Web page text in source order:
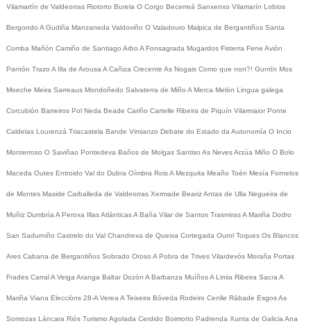
Vilamartín de Valdeorras Riotorto Burela O Corgo Becerreá Sanxenxo Vilamarín Lobios
Bergondo A Gudiña Manzaneda Valdoviño O Valadouro Malpica de Bergantiños Santa
Comba Mañón Camiño de Santiago Arbo A Fonsagrada Mugardos Fisterra Fene Avión
Pantón Trazo A Illa de Arousa A Cañiza Crecente As Nogais Como que non?! Guntín Mos
Moeche Meira Sarreaus Mondoñedo Salvaterra de Miño A Merca Melón Lingua galega
Corcubión Barreiros Pol Neda Beade Cariño Cartelle Ribeira de Piquín Vilarmaior Ponte
Caldelas Lourenzá Triacastela Bande Vimianzo Debate do Estado da Autonomía O Incio
Monterroso O Saviñao Pontedeva Baños de Molgas Santiso As NevesArzúa Miño O Bolo
Maceda Outes Entroido Val do Dubra Oímbra RoisA Mezquita Meaño Toén Mesía Fornelos
de Montes Maside Carballeda de Valdeorras Xermade BearizAntas de Ulla Negueira de
Muñiz Dumbría A Peroxa Illas AtlánticasA Baña Vilar de Santos TrasmirasA Mariña Dodro
San Sadurniño Castrelo do Val Chandrexa de Queixa Cortegada Ourol Toques Os Blancos
Ares Cabana de Bergantiños Sobrado Oroso A Pobra de Trives Vilardevós Moraña Portas
Frades CarralA Veiga Aranga Baltar Dozón A Barbanza MuíñosA Limia Ribeira Sacra A
Mariña Viana Eleccións 28-A Verea A Teixeira Bóveda Rodeiro Cenlle Rábade EsgosAs
Somozas Láncara Riós Turismo Agolada Cerdido Boimorto Padrenda Xunta de Galicia Ana